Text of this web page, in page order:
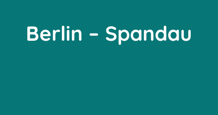
Berlin – Spandau